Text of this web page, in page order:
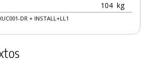
104 kg
DR + INSTALL+LL1